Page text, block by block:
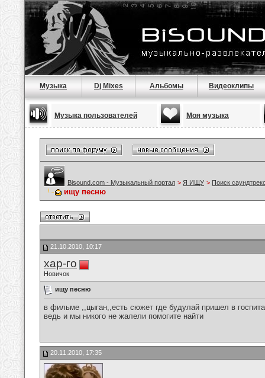
Музыка Dj Mixes Альбомы Видеоклипы
Музыка пользователей Моя музыка
Bisound.com - Музыкальный портал > Я ИЩУ > Поиск
ищу песню
21.10.2010, 10:17
хар-го
Новичок
ищу песню
в фильме ,,цыган,,есть сюжет где будулай пришел в
ведь и мы никого не жалели помогите найти
20.11.2010, 17:35